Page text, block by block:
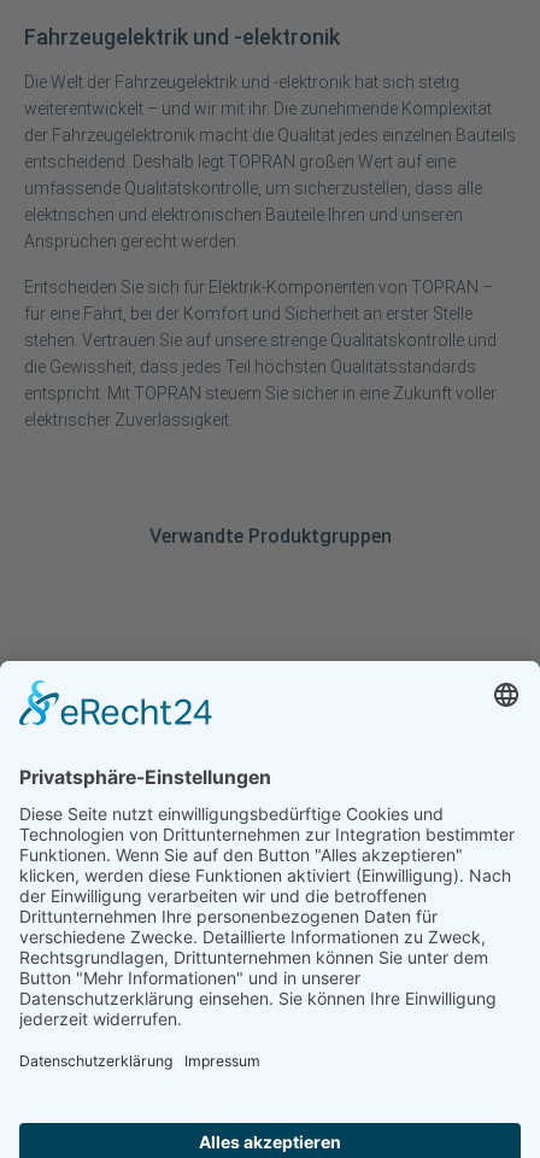
Fahrzeugelektrik und -elektronik
Die Welt der Fahrzeugelektrik und -elektronik hat sich stetig
weiterentwickelt – und wir mit ihr. Die zunehmende Komplexität
der Fahrzeugelektronik macht die Qualität jedes einzelnen Bauteils
entscheidend. Deshalb legt TOPRAN großen Wert auf eine
umfassende Qualitätskontrolle, um sicherzustellen, dass alle
elektrischen und elektronischen Bauteile Ihren und unseren
Ansprüchen gerecht werden.
Entscheiden Sie sich für Elektrik-Komponenten von TOPRAN –
für eine Fahrt, bei der Komfort und Sicherheit an erster Stelle
stehen. Vertrauen Sie auf unsere strenge Qualitätskontrolle und
die Gewissheit, dass jedes Teil höchsten Qualitätsstandards
entspricht. Mit TOPRAN steuern Sie sicher in eine Zukunft voller
elektrischer Zuverlässigkeit.
Verwandte Produktgruppen
© 2026 Copyright - Hans Pries GmbH & Co. KG
Impressum
AGB
Hinweisgeberschutz